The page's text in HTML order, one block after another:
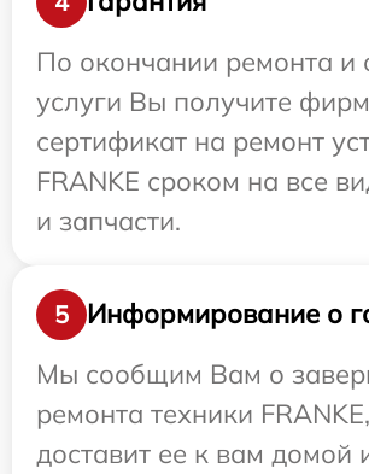
По окончании ремонта и
услуги Вы получите
сертификат на ремонт
FRANKE сроком на все
и запчасти.
5
Информирование о
Мы сообщим Вам о
ремонта техники
доставит ее к вам домой